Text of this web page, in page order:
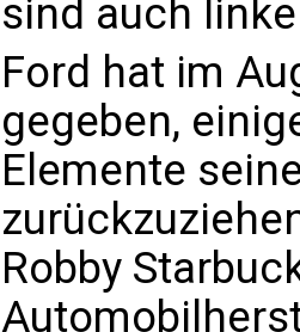
sind auch
Ford hat im
gegeben,
Elemente
Robby